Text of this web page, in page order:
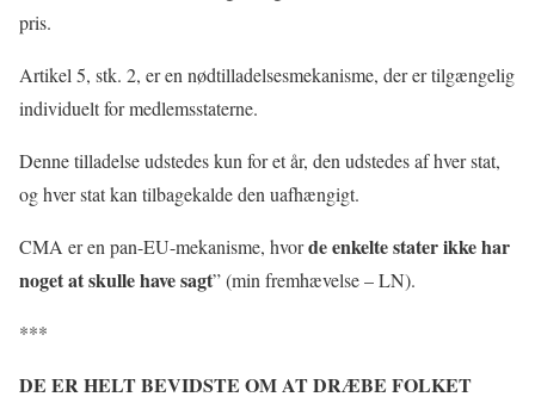
pris.
Artikel 5, stk. 2, er en nødtilladelsesmekanisme, der er tilgængelig
individuelt for medlemsstaterne.
Denne tilladelse udstedes kun for et år, den udstedes af hver stat,
og hver stat kan tilbagekalde den uafhængigt.
CMA er en pan-EU-mekanisme, hvorde enkelte stater ikke har
noget at skulle have sagt” (min fremhævelse – LN).
***
DE ER HELT BEVIDSTE OM AT DRÆBE FOLKET